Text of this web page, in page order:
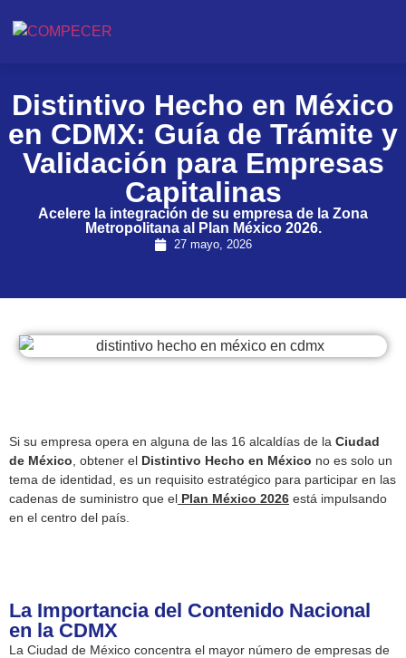
Distintivo Hecho en México
en CDMX: Guía de Trámite y
Validación para Empresas
Capitalinas
Acelere la integración de su empresa de la Zona
Metropolitana al Plan México 2026.
27 mayo, 2026
Si su empresa opera en alguna de las 16 alcaldías de la Ciudad
de México , obtener el Distintivo Hecho en México no es solo un
tema de identidad, es un requisito estratégico para participar en las
cadenas de suministro que el Plan México 2026 está impulsando
en el centro del país.
La Importancia del Contenido Nacional
en la CDMX
La Ciudad de México concentra el mayor número de empresas de